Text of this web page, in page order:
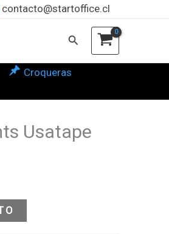
contacto@startoffice.cl
Buscar
Croqueras
Usatape